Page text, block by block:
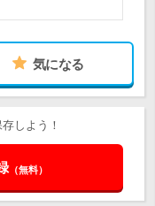
気になる
しよう！
（無料）